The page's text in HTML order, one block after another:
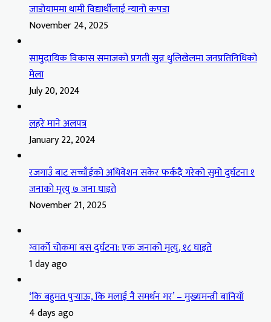
जाडोयाममा थामी विद्यार्थीलाई न्यानो कपडा
November 24, 2025
सामुदायिक विकास समाजको प्रगती सुन्न धुलिखेलमा जनप्रतिनिधिको
मेला
July 20, 2024
लहरे माने अलपत्र
January 22, 2024
रजगाउँ बाट सच्चाँईको अधिवेशन सकेर फर्कदै गरेको सुमो दुर्घटना १
जनाको मृत्यु ७ जना घाइते
November 21, 2025
ग्वार्को चोकमा बस दुर्घटना: एक जनाको मृत्यु, १८ घाइते
1 day ago
‘कि बहुमत पुर्‍याऊ, कि मलाई नै समर्थन गर’ – मुख्यमन्त्री बानियाँ
4 days ago